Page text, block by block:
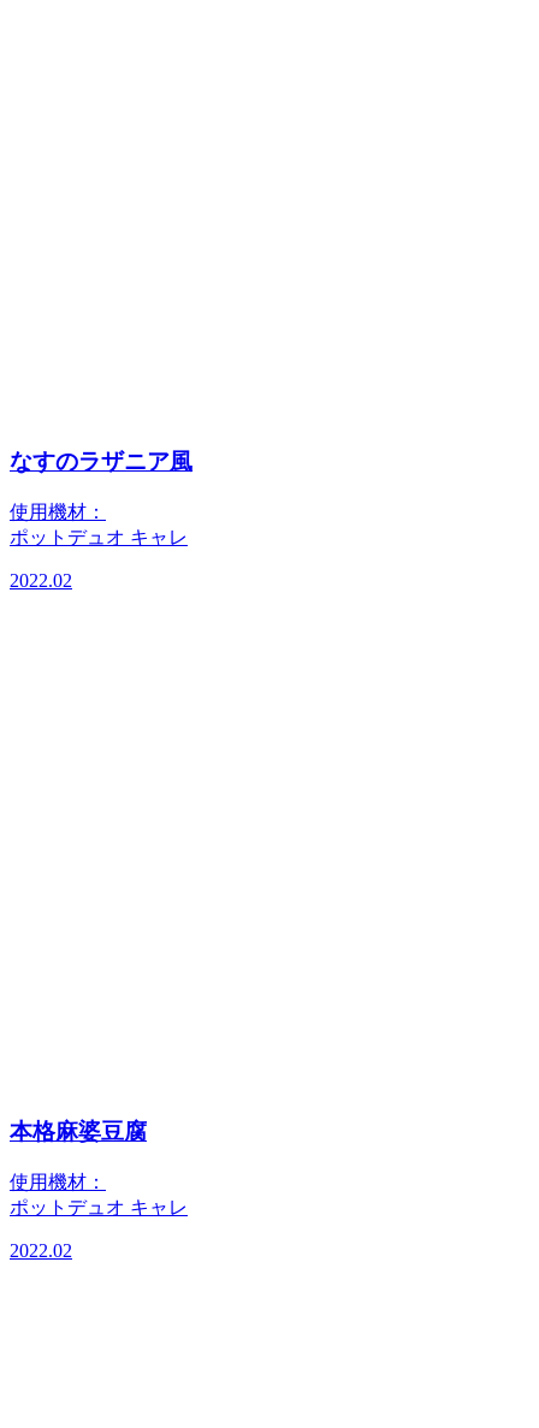
なすのラザニア風
使用機材：
ポットデュオ キャレ
2022.02
本格麻婆豆腐
使用機材：
ポットデュオ キャレ
2022.02